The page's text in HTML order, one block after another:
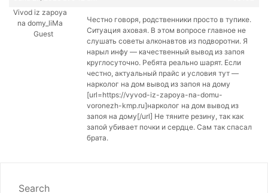
Vivod iz zapoya
na domy_liMa
Guest
Честно говоря, родственники просто в тупике.
Ситуация аховая. В этом вопросе главное не
слушать советы алконавтов из подворотни. Я
нарыл инфу — качественный вывод из запоя
круглосуточно. Ребята реально шарят. Если
честно, актуальный прайс и условия тут —
нарколог на дом вывод из запоя на дому
[url=https://vyvod-iz-zapoya-na-domu-
voronezh-kmp.ru]нарколог на дом вывод из
запоя на дому[/url] Не тяните резину, так как
запой убивает почки и сердце. Сам так спасал
брата.
Search